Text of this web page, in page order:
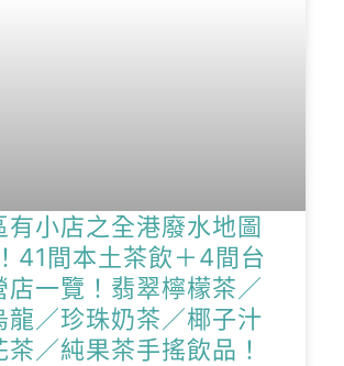
有小店之全港廢水地圖
41間本土茶飲＋4間台
店一覽！翡翠檸檬茶／
龍／珍珠奶茶／椰子汁
茶／純果茶手搖飲品！